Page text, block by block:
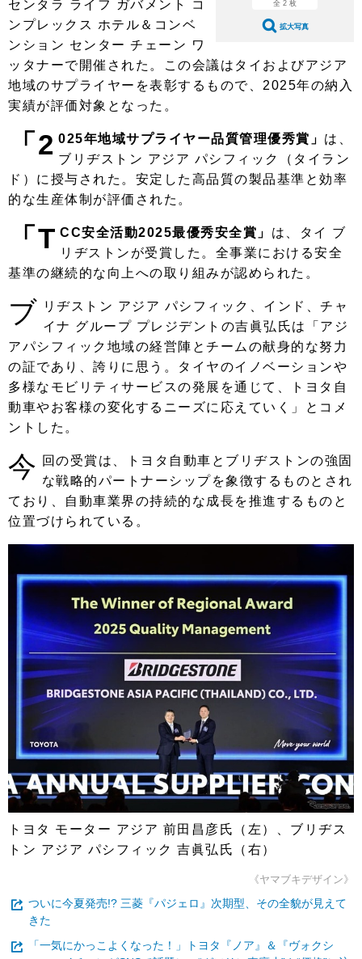
コラム
ショップレポート
レストア
カーメーカー「旧車」関連プロジ
ェクト
インタビュー
イベント
イベント告知 イベントレポート
全 2 枚
拡大写真
センタラ ライフ ガバメント コ
ンプレックス ホテル＆コンベ
ンション センター チェーン ワ
ッタナーで開催された。この会議はタイおよびアジア
地域のサプライヤーを表彰するもので、2025年の納入
実績が評価対象となった。
「2 025年地域サプライヤー品質管理優秀賞」 は、
ブリヂストン アジア パシフィック（タイラン
ド）に授与された。安定した高品質の製品基準と効率
的な生産体制が評価された。
「T CC安全活動2025最優秀安全賞」 は、タイ ブ
リヂストンが受賞した。全事業における安全
基準の継続的な向上への取り組みが認められた。
ブ リヂストン アジア パシフィック、インド、チャ
イナ グループ プレジデントの吉眞弘氏は「アジ
アパシフィック地域の経営陣とチームの献身的な努力
の証であり、誇りに思う。タイヤのイノベーションや
多様なモビリティサービスの発展を通じて、トヨタ自
動車やお客様の変化するニーズに応えていく」とコメ
ントした。
今 回の受賞は、トヨタ自動車とブリヂストンの強固
な戦略的パートナーシップを象徴するものとされ
ており、自動車業界の持続的な成長を推進するものと
位置づけられている。
トヨタ モーター アジア 前田昌彦氏（左）、ブリヂス
トン アジア パシフィック 吉眞弘氏（右）
《ヤマブキデザイン》
ついに今夏発売!? 三菱『パジェロ』次期型、その全貌が見えて
きた
「一気にかっこよくなった！」トヨタ『ノア』＆『ヴォクシ